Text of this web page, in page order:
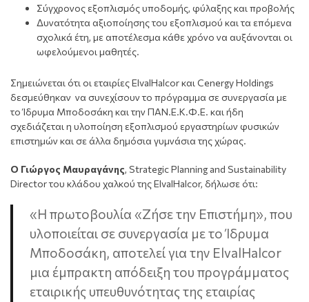
Σύγχρονος εξοπλισμός υποδομής, φύλαξης και προβολής
Δυνατότητα αξιοποίησης του εξοπλισμού και τα επόμενα
σχολικά έτη, με αποτέλεσμα κάθε χρόνο να αυξάνονται οι
ωφελούμενοι μαθητές.
Σημειώνεται ότι οι εταιρίες ElvalHalcor και Cenergy Holdings
δεσμεύθηκαν να συνεχίσουν το πρόγραμμα σε συνεργασία με
το Ίδρυμα Μποδοσάκη και την ΠΑΝ.Ε.Κ.Φ.Ε. και ήδη
σχεδιάζεται η υλοποίηση εξοπλισμού εργαστηρίων φυσικών
επιστημών και σε άλλα δημόσια γυμνάσια της χώρας.
Ο Γιώργος Μαυραγάνης, Strategic Planning and Sustainability
Director του κλάδου χαλκού της ElvalHalcor, δήλωσε ότι:
«Η πρωτοβουλία «Ζήσε την Επιστήμη», που
υλοποιείται σε συνεργασία με το Ίδρυμα
Μποδοσάκη, αποτελεί για την ElvalHalcor
μια έμπρακτη απόδειξη του προγράμματος
εταιρικής υπευθυνότητας της εταιρίας